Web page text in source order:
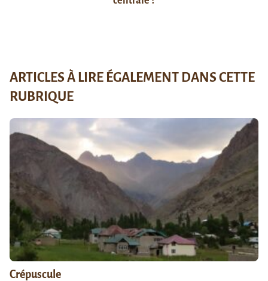
ARTICLES À LIRE ÉGALEMENT DANS CETTE
RUBRIQUE
Crépuscule